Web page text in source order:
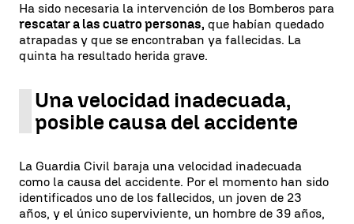
Ha sido necesaria la intervención de los Bomberos para
rescatar a las cuatro personas, que habían quedado
atrapadas y que se encontraban ya fallecidas. La
quinta ha resultado herida grave.
Una velocidad inadecuada,
posible causa del accidente
La Guardia Civil baraja una velocidad inadecuada
como la causa del accidente. Por el momento han sido
identificados uno de los fallecidos, un joven de 23
años, y el único superviviente, un hombre de 39 años,